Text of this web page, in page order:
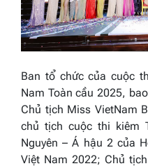
Ban tổ chức của cuộc
Nam Toàn cầu 2025,
Chủ tịch Miss VietNam
chủ tịch cuộc thi kiêm
Nguyên – Á hậu 2 của
Việt Nam 2022; Chủ